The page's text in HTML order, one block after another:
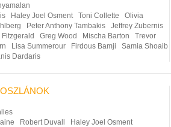
Haley Joel Osment Toni Collette
Olivia
Peter Anthony Tambakis
Jeffrey Zubernis
Greg Wood Mischa Barton
Trevor
Lisa Summerour Firdous Bamji
Samia Shoaib
Dardaris
Robert Duvall Haley Joel Osment